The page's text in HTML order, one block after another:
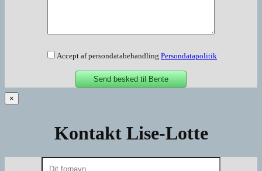
Accept af persondatabehandling.Persondatapolitik
×
Kontakt Lise-Lotte